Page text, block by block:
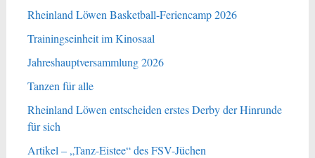
Rheinland Löwen Basketball-Feriencamp 2026
Trainingseinheit im Kinosaal
Jahreshauptversammlung 2026
Tanzen für alle
Rheinland Löwen entscheiden erstes Derby der Hinrunde
für sich
Artikel – „Tanz-Eistee“ des FSV-Jüchen